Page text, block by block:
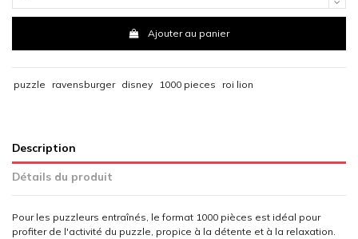
Ajouter au panier
puzzle ravensburger disney 1000 pieces roi lion
Description
Détails du produit
Pour les puzzleurs entraînés, le format 1000 pièces est idéal pour
profiter de l'activité du puzzle, propice à la détente et à la relaxation.